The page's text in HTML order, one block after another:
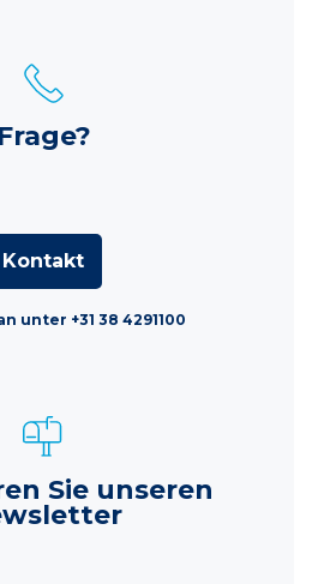
Frage?
Kontakt
unter +31 38 4291100
Sie unseren